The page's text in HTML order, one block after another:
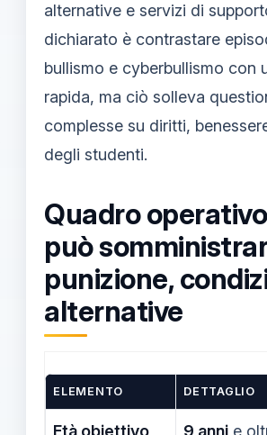
alternative e servizi di
dichiarato è contrastare
bullismo e cyberbullismo con
rapida, ma ciò solleva
complesse su diritti,
degli studenti.
Quadro
può
punizione,
alternative
ELEMENTO DETTAGLIO
Età obiettivo 9 anni e